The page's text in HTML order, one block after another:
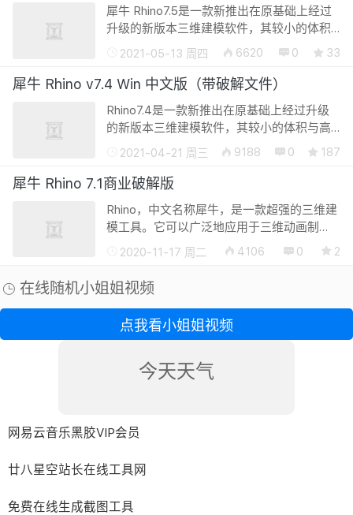
犀牛 Rhino7.5是一款新推出在原基础上经过
升级的新版本三维建模软件，其较小的体积
与高效的处理方案深受各国设计师的喜爱，
在3D动画制作、仿真图纸设计、科学探索以
及机械研发等领域有着非常广泛的的应...
2021-05-13 周四 6620 0 33
犀牛 Rhino v7.4 Win 中文版（带破解文件）
Rhino7.4是一款新推出在原基础上经过升级
的新版本三维建模软件，其较小的体积与高
效的处理方案深受各国设计师的喜爱，在3D
动画制作、仿真图纸设计、科学探索以及机
械研发等领域有着非常广泛的的应用。R...
2021-04-21 周三 9188 0 187
犀牛 Rhino 7.1商业破解版
Rhino，中文名称犀牛，是一款超强的三维建
模工具。它可以广泛地应用于三维动画制
作、工业制造、科学研究以及机械设计等领
域。它能轻易整合3DS MAX 与Softimage的
模型功能部分，对要求精细、弹性与复杂...
2020-11-17 周二 4106 0 2
在线随机小姐姐视频
点我看小姐姐视频
今天天气
网易云音乐黑胶VIP会员
廿八星空站长在线工具网
免费在线生成截图工具